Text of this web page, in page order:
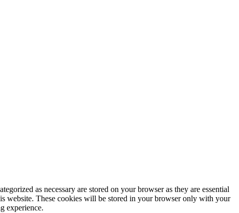
as necessary are stored on your browser as they are essential
website. These cookies will be stored in your browser only with your
experience.